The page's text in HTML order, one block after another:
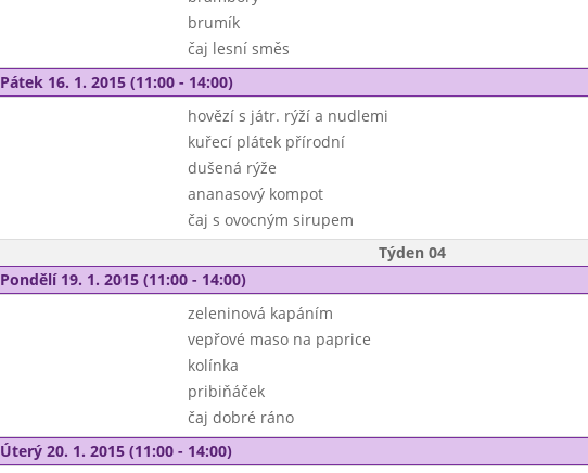
brumík
čaj lesní směs
Pátek 16. 1. 2015 (11:00 - 14:00)
hovězí s játr. rýží a nudlemi
kuřecí plátek přírodní
dušená rýže
ananasový kompot
čaj s ovocným sirupem
Týden 04
Pondělí 19. 1. 2015 (11:00 - 14:00)
zeleninová kapáním
vepřové maso na paprice
kolínka
pribiňáček
čaj dobré ráno
Úterý 20. 1. 2015 (11:00 - 14:00)